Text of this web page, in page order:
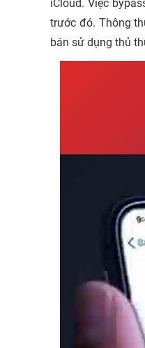
iCloud. Việc
trước đó. Thông
bán sử dụng thủ